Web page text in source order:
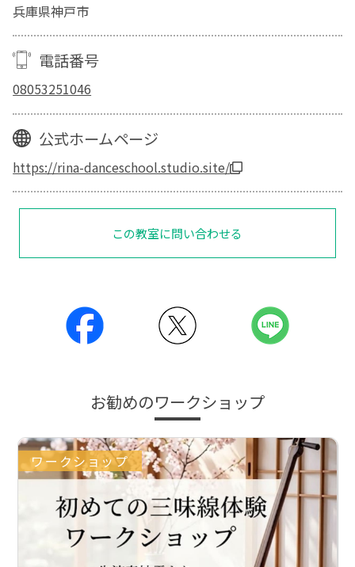
兵庫県神戸市
電話番号
08053251046
公式ホームページ
https://rina-danceschool.studio.site/
この教室に問い合わせる
お勧めのワークショップ
ワークショップ